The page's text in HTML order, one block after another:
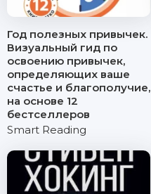
Год полезных привычек.
Визуальный гид по
освоению привычек,
определяющих ваше
счастье и благополучие,
на основе 12
бестселлеров
Smart Reading